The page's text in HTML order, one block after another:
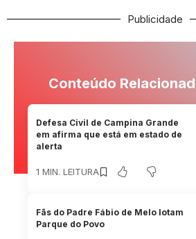
Publicidade
Conteúdo
Defesa Civil de Campina Grande
em afirma que está em estado de
alerta
1 MIN. LEITURA
Fãs do Padre Fábio de Melo lotam
Parque do Povo